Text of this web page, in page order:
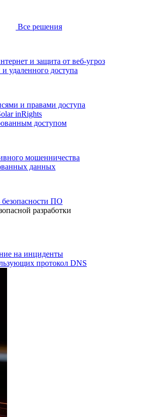
Все решения
и защита от веб-угроз
удаленного доступа
и правами доступа
inRights
доступом
мошенничества
данных
ПО
разработки
на инциденты
протокол DNS